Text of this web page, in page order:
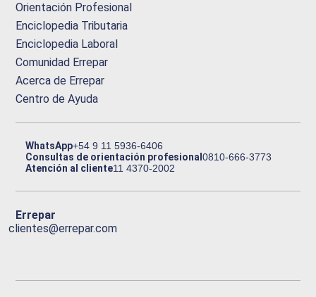
Orientación Profesional
Enciclopedia Tributaria
Enciclopedia Laboral
Comunidad Errepar
Acerca de Errepar
Centro de Ayuda
WhatsApp+54 9 11 5936-6406
Consultas de orientación profesional0810-666-3773
Atención al cliente11 4370-2002
Errepar
clientes@errepar.com